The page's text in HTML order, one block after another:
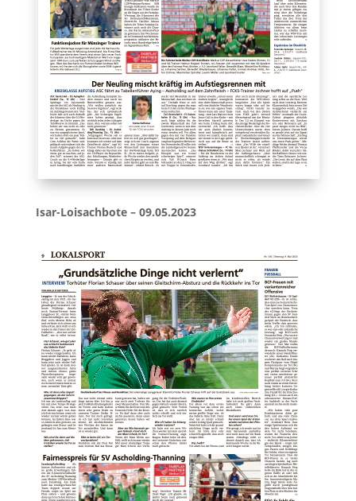
Isar-Loisachbote – 09.05.2023